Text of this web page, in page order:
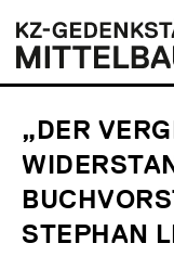
zum
Inhalt
KZ-
Gedenkstätte
Mittelbau-
„DER
STEPHAN